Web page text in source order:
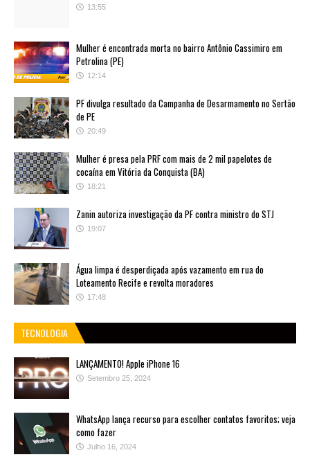
13:55
Mulher é encontrada morta no bairro Antônio Cassimiro em
Petrolina (PE)
12:14
PF divulga resultado da Campanha de Desarmamento no Sertão
de PE
20:49
Mulher é presa pela PRF com mais de 2 mil papelotes de
cocaína em Vitória da Conquista (BA)
18:21
Zanin autoriza investigação da PF contra ministro do STJ
19:07
Água limpa é desperdiçada após vazamento em rua do
Loteamento Recife e revolta moradores
17:48
TECNOLOGIA
LANÇAMENTO! Apple iPhone 16
Setembro 25, 2024
WhatsApp lança recurso para escolher contatos favoritos; veja
como fazer
Julho 16, 2024